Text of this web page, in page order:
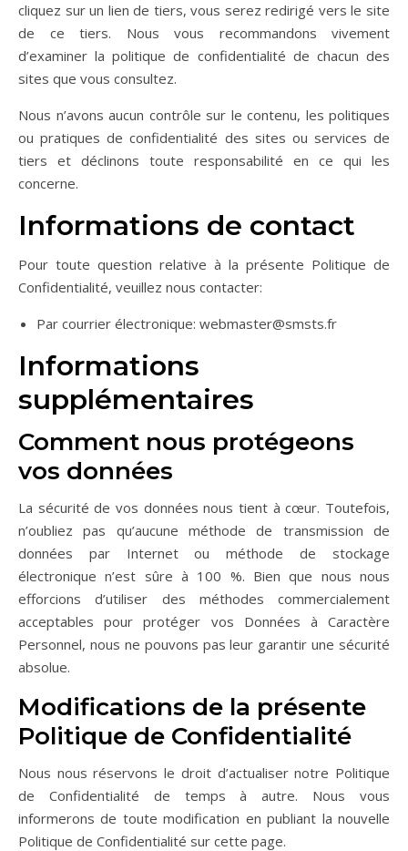
cliquez sur un lien de tiers, vous serez redirigé vers le site
de ce tiers. Nous vous recommandons vivement
d’examiner la politique de confidentialité de chacun des
sites que vous consultez.
Nous n’avons aucun contrôle sur le contenu, les politiques
ou pratiques de confidentialité des sites ou services de
tiers et déclinons toute responsabilité en ce qui les
concerne.
Informations de contact
Pour toute question relative à la présente Politique de
Confidentialité, veuillez nous contacter:
Par courrier électronique: webmaster@smsts.fr
Informations
supplémentaires
Comment nous protégeons
vos données
La sécurité de vos données nous tient à cœur. Toutefois,
n’oubliez pas qu’aucune méthode de transmission de
données par Internet ou méthode de stockage
électronique n’est sûre à 100 %. Bien que nous nous
efforcions d’utiliser des méthodes commercialement
acceptables pour protéger vos Données à Caractère
Personnel, nous ne pouvons pas leur garantir une sécurité
absolue.
Modifications de la présente
Politique de Confidentialité
Nous nous réservons le droit d’actualiser notre Politique
de Confidentialité de temps à autre. Nous vous
informerons de toute modification en publiant la nouvelle
Politique de Confidentialité sur cette page.